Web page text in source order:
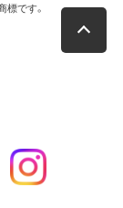
保証も行い
利益、精神的
は使用不能
結果的、そ
です。